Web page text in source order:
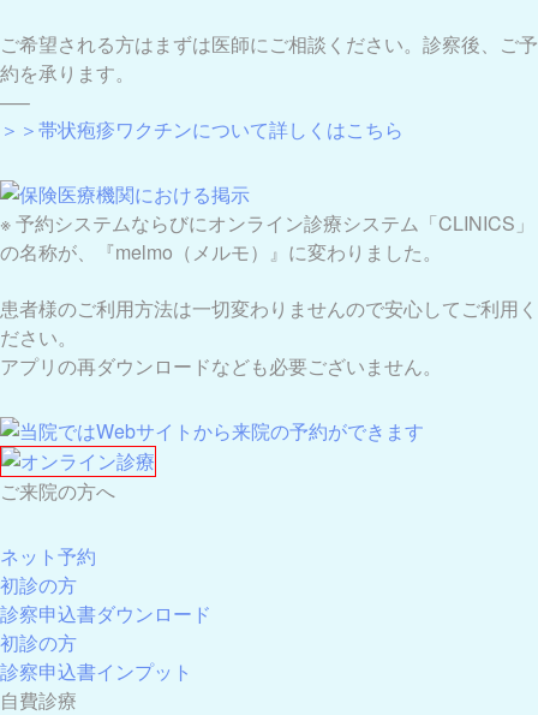
ご希望される方はまずは医師にご相談ください。診察後、ご予
約を承ります。
—–
＞＞帯状疱疹ワクチンについて詳しくはこちら
※予約システムならびにオンライン診療システム「CLINICS」
の名称が、『melmo（メルモ）』に変わりました。
患者様のご利用方法は一切変わりませんので安心してご利用く
ださい。
アプリの再ダウンロードなども必要ございません。
ご来院の方へ
ネット予約
初診の方
診察申込書ダウンロード
初診の方
診察申込書インプット
自費診療